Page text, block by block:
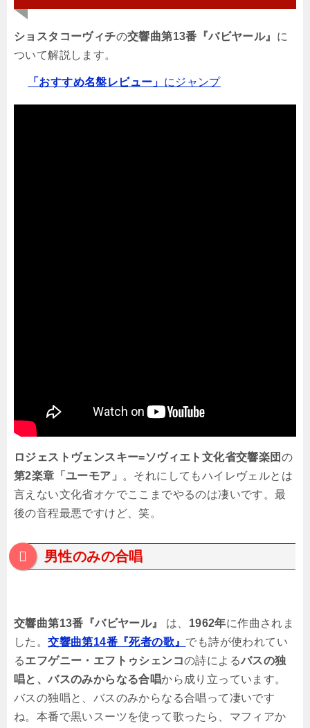
ショスタコーヴィチの交響曲第13番『バビヤール』 に
ついて解説します。
「おすすめ名盤レビュー」 にジャンプ
ロジェストヴェンスキー=ソヴィエト文化省交響楽団 の
第2楽章「ユーモア」
。それにしてもハイレヴェルとは
言えない文化省オケでここまでやるのは凄いです。最
後の音程最悪ですけど、笑。
男性のみの合唱
交響曲第13番『バビヤール』 は、 1962年に作曲されま
した。交響曲第14番『死者の歌』 でも詩が使われてい
るエフゲニー・エフトゥシェンコの詩によるバスの独
唱と、バスのみからなる合唱から成り立っています。
バスの独唱と、バスのみからなる合唱って凄いです
ね。本番で黒いスーツを使って歌ったら、マフィアか